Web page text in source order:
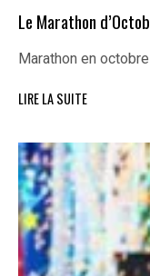
Le Marathon
Marathon en
LIRE LA SUITE